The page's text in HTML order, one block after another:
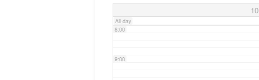
10
All-day
8:00
9:00